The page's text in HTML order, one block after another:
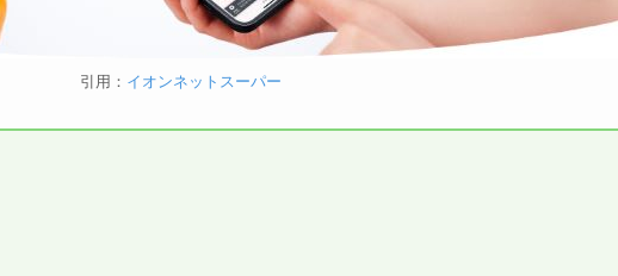
引用： イオンネットスーパー